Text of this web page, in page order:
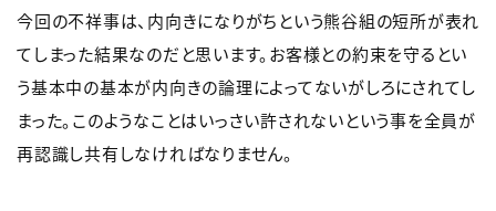
今回の不祥事は、内向きになりがちという熊谷組の短所が表れ
てしまった結果なのだと思います。お客様との約束を守るとい
う基本中の基本が内向きの論理によってないがしろにされてし
まった。このようなことはいっさい許されないという事を全員が
再認識し共有しなければなりません。